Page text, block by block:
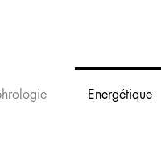
Energétique